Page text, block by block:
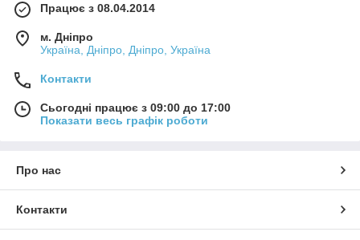
Працює з 08.04.2014
м. Дніпро
Україна, Дніпро, Дніпро, Україна
Контакти
Сьогодні працює з 09:00 до 17:00
Показати весь графік роботи
Про нас
Контакти